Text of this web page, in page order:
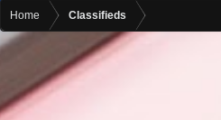
Home Classifieds